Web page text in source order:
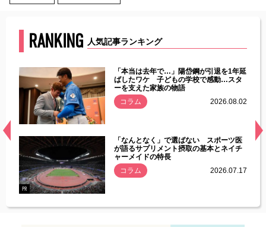
RANKING 人気記事ランキング
常
「本当は去年で…」陽岱鋼が引退を1年延
ばしたワケ 子どもの学校で感動…スタ
ーを支えた家族の物語
コラム
2026.08.02
PR
「なんとなく」で選ばない スポーツ医
が語るサプリメント摂取の基本とネイチ
ャーメイドの特長
コラム
2026.07.17